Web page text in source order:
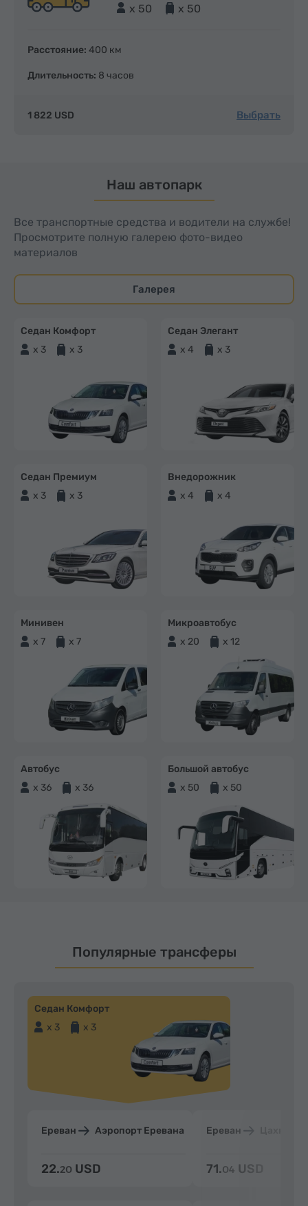
x 50
x 50
Расстояние: 400 км
Длительность: 8 часов
1 822 USD Выбрать
Наш автопарк
Все транспортные средства и водители на службе!
Просмотрите полную галерею фото-видео
материалов
Галерея
Седан Комфорт
x 3
x 3
Седан Элегант
x 4
x 3
Седан Премиум
x 3
x 3
Внедорожник
x 4
x 4
Минивен
x 7
x 7
Микроавтобус
x 20
x 12
Автобус
x 36
x 36
Большой автобус
x 50
x 50
Популярные трансферы
Седан Комфорт
x 3
x 3
Ереван Аэропорт Еревана
22.20 USD
Ереван
71.04 USD